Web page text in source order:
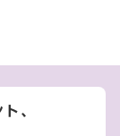
、